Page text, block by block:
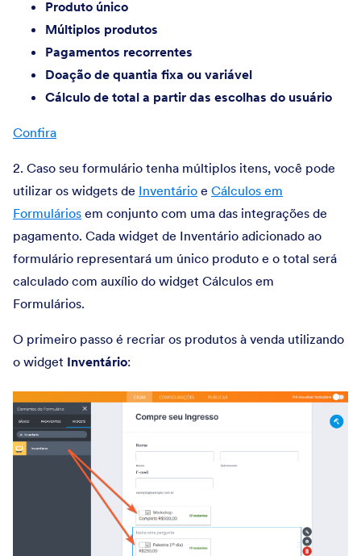
Produto único
Múltiplos produtos
Pagamentos recorrentes
Doação de quantia fixa ou variável
Cálculo de total a partir das escolhas do usuário
Confira
2. Caso seu formulário tenha múltiplos itens, você pode
utilizar os widgets de Inventário e Cálculos em
Formulários em conjunto com uma das integrações de
pagamento. Cada widget de Inventário adicionado ao
formulário representará um único produto e o total será
calculado com auxílio do widget Cálculos em
Formulários.
O primeiro passo é recriar os produtos à venda utilizando
o widget Inventário: